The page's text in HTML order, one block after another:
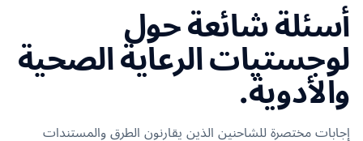
أسئلة شائعة حول
لوجستيات الرعاية الصحية
والأدوية.
إجابات مختصرة للشاحنين الذين يقارنون الطرق والمستندات